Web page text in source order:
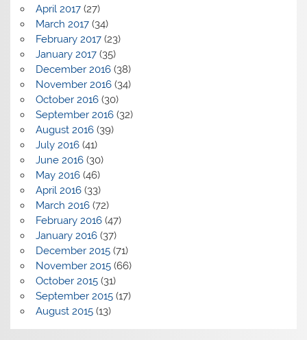
April 2017(27)
March 2017(34)
February 2017(23)
January 2017(35)
December 2016(38)
November 2016(34)
October 2016(30)
September 2016(32)
August 2016(39)
July 2016(41)
June 2016(30)
May 2016(46)
April 2016(33)
March 2016(72)
February 2016(47)
January 2016(37)
December 2015(71)
November 2015(66)
October 2015(31)
September 2015(17)
August 2015(13)